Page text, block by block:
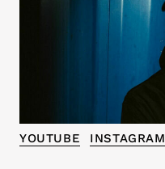
YOUTUBE INSTAGRAM